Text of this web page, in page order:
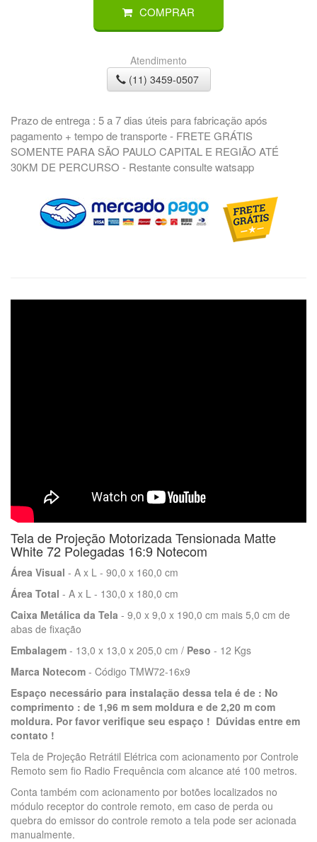
COMPRAR
Atendimento
(11) 3459-0507
Prazo de entrega : 5 a 7 dias úteis para fabricação após
pagamento + tempo de transporte - FRETE GRÁTIS
SOMENTE PARA SÃO PAULO CAPITAL E REGIÃO ATÉ
30KM DE PERCURSO - Restante consulte watsapp
Tela de Projeção Motorizada Tensionada Matte
White 72 Polegadas 16:9 Notecom
Área Visual - A x L - 90,0 x 160,0 cm
Área Total - A x L - 130,0 x 180,0 cm
Caixa Metálica da Tela - 9,0 x 9,0 x 190,0 cm mais 5,0 cm de
abas de fixação
Embalagem - 13,0 x 13,0 x 205,0 cm / Peso - 12 Kgs
Marca Notecom - Código TMW72-16x9
Espaço necessário para instalação dessa tela é de : No
comprimento : de 1,96 m sem moldura e de 2,20 m com
moldura. Por favor verifique seu espaço ! Dúvidas entre em
contato !
Tela de Projeção Retrátil Elétrica com acionamento por Controle
Remoto sem fio Radio Frequência com alcance até 100 metros.
Conta também com acionamento por botões localizados no
módulo receptor do controle remoto, em caso de perda ou
quebra do emissor do controle remoto a tela pode ser acionada
manualmente.